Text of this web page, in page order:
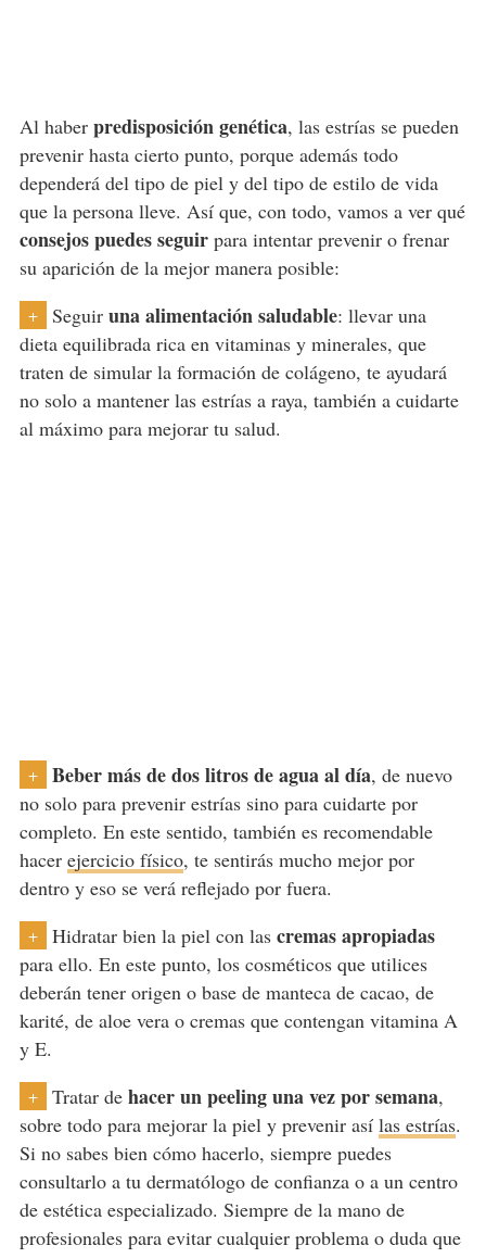
Al haber predisposición genética, las estrías se pueden
prevenir hasta cierto punto, porque además todo
dependerá del tipo de piel y del tipo de estilo de vida
que la persona lleve. Así que, con todo, vamos a ver qué
consejos puedes seguirpara intentar prevenir o frenar
su aparición de la mejor manera posible:
+ Seguir una alimentación saludable: llevar una
dieta equilibrada rica en vitaminas y minerales, que
traten de simular la formación de colágeno, te ayudará
no solo a mantener las estrías a raya, también a cuidarte
al máximo para mejorar tu salud.
+ Beber más de dos litros de agua al día, de nuevo
no solo para prevenir estrías sino para cuidarte por
completo. En este sentido, también es recomendable
hacer ejercicio físico, te sentirás mucho mejor por
dentro y eso se verá reflejado por fuera.
+ Hidratar bien la piel con las cremas apropiadas
para ello. En este punto, los cosméticos que utilices
deberán tener origen o base de manteca de cacao, de
karité, de aloe vera o cremas que contengan vitamina A
y E.
+ Tratar de hacer un peeling una vez por semana,
sobre todo para mejorar la piel y prevenir así las estrías.
Si no sabes bien cómo hacerlo, siempre puedes
consultarlo a tu dermatólogo de confianza o a un centro
de estética especializado. Siempre de la mano de
profesionales para evitar cualquier problema o duda que